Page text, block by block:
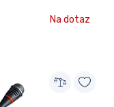
Na dotaz